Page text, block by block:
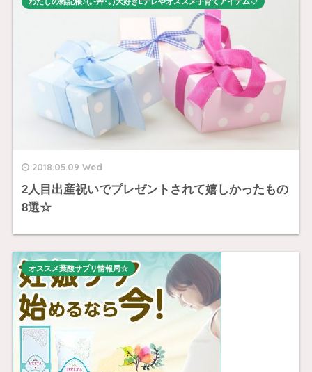
2018.05.09 Wed
2人目出産祝いでプレゼントされて嬉しかったもの
8選☆
オススメ葉酸サプリ情報局☆